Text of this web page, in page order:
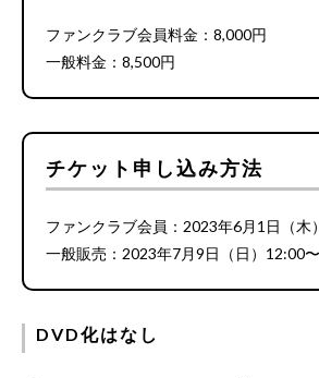
ファンクラブ会員料金：8,000円
一般料金：8,500円
チケット申し込み方法
ファンクラブ会員：2023年6月1日（木
一般販売：2023年7月9日（日）12:00〜
DVD化はなし